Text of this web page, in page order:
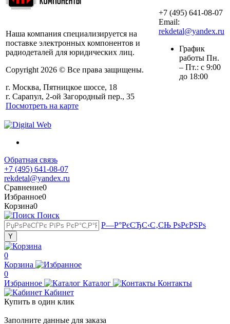
Наша компания специализируется на
поставке электронных компонентов и
радиодеталей для юридических лиц.
Copyright 2026 © Все права защищены.
г. Москва, Пятницкое шоссе, 18
г. Сарапул, 2-ой Загородный пер., 35
Посмотреть на карте
+7 (495) 641-08-07
Email:
rekdetal@yandex.ru
График
работы Пн.
– Пт.: с 9:00
до 18:00
Обратная связь
+7 (495) 641-08-07
rekdetal@yandex.ru
Сравнение0
Избранное0
Корзина0
Поиск
Р—Р°РєСЂС‹С‚СЊ РѕРєРЅРѕ
0
Корзина
0
Избранное
Каталог
Контакты
Кабинет
Купить в один клик
Заполните данные для заказа